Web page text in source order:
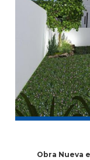
Obra Nueva